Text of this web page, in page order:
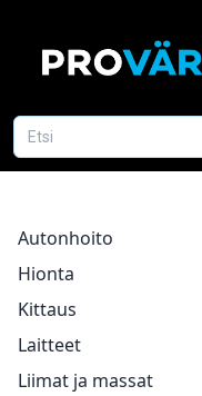
Autonhoito
Hionta
Kittaus
Laitteet
Liimat ja massat